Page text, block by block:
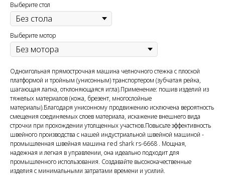
Выберите стол
Выберите мотор
Одноигольная прямострочная машина челночного стежка с плоской
платформой и тройным (унисонным) транспортером (зубчатая рейка,
шагающая лапка, отклоняющаяся игла).Применение: пошив изделий из
тяжелых материалов (кожа, брезент, многослойные
материалы).Благодаря унисонному продвижению исключена вероятность
смещения соединяемых слоев материала, искажение внешнего вида
строчки при прохождении утолщенных участков.Повысьте эффективность
швейного производства с нашей индустриальной швейной машиной -
промышленная швейная машина red shark rs-6668 . Мощная,
надежная и легкая в управлении, она идеально подходит для
промышленного использования. Создавайте высококачественные
изделия с минимальными затратами времени и усилий.